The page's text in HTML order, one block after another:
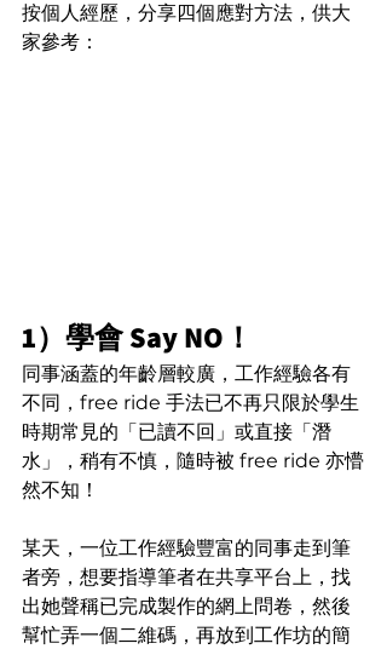
按個人經歷，分享四個應對方法，供大
家參考：
1）學會 Say NO！
同事涵蓋的年齡層較廣，工作經驗各有
不同，free ride 手法已不再只限於學生
時期常見的「已讀不回」或直接「潛
水」，稍有不慎，隨時被 free ride 亦懵
然不知！
某天，一位工作經驗豐富的同事走到筆
者旁，想要指導筆者在共享平台上，找
出她聲稱已完成製作的網上問卷，然後
幫忙弄一個二維碼，再放到工作坊的簡